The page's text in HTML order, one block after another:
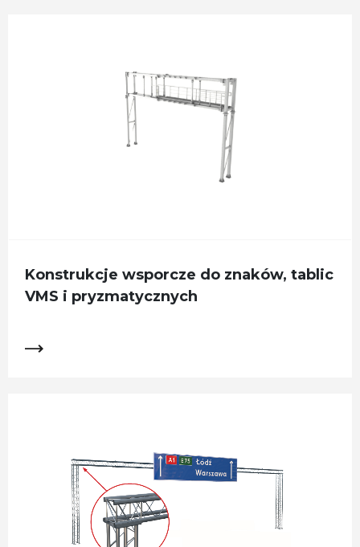
Konstrukcje wsporcze do znaków, tablic
VMS i pryzmatycznych